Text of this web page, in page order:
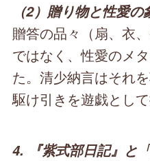
（2）贈り物と性愛の
贈答の品々（扇、衣
ではなく、性愛のメ
た。清少納言はそれ
駆け引きを遊戯として
4. 『紫式部日記』と